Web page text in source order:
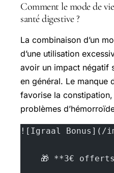
Comment le mode de
santé digestive ?
La combinaison d’un
d’une utilisation
avoir un impact négatif
en général. Le manque
favorise la
problèmes
![Igraal Bonus](/
🎁 **3€